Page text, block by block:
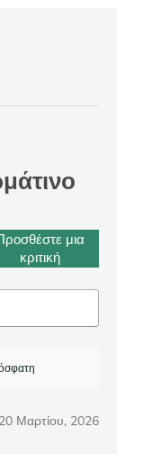
μια
κριτική
20 Μαρτίου, 2026